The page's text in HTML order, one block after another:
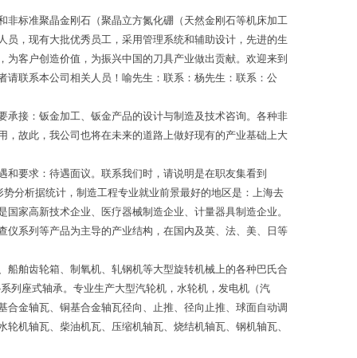
标准聚晶金刚石（聚晶立方氮化硼（天然金刚石等机床加工
，现有大批优秀员工，采用管理系统和辅助设计，先进的生
客户创造价值，为振兴中国的刀具产业做出贡献。欢迎来到
联系本公司相关人员！喻先生：联系：杨先生：联系：公
接：钣金加工、钣金产品的设计与制造及技术咨询。各种非
故此，我公司也将在未来的道路上做好现有的产业基础上大
要求：待遇面议。联系我们时，请说明是在职友集看到
分析据统计，制造工程专业就业前景最好的地区是：上海去
家高新技术企业、医疗器械制造企业、计量器具制造企业。
系列等产品为主导的产业结构，在国内及英、法、美、日等
舶齿轮箱、制氧机、轧钢机等大型旋转机械上的各种巴氏合
列座式轴承。专业生产大型汽轮机，水轮机，发电机（汽
金轴瓦、铜基合金轴瓦径向、止推、径向止推、球面自动调
机轴瓦、柴油机瓦、压缩机轴瓦、烧结机轴瓦、钢机轴瓦、